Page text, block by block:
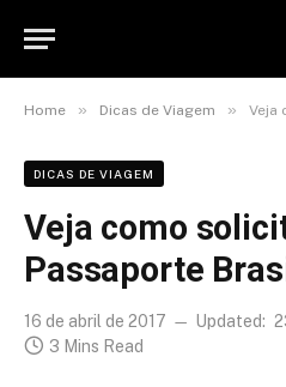
Home » Dicas de Viagem » Veja
DICAS DE VIAGEM
Veja como
Passaporte
16 de abril de 2017 Updated:
3 Mins Read